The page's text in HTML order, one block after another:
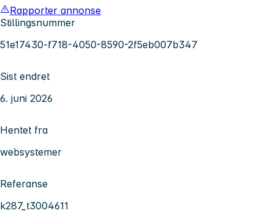
Rapporter annonse
Stillingsnummer
51e17430-f718-4050-8590-2f5eb007b347
Sist endret
6. juni 2026
Hentet fra
websystemer
Referanse
k287_t3004611